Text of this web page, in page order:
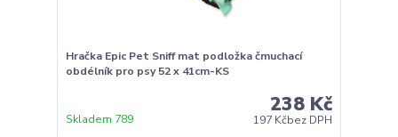
Hračka Epic Pet Sniff mat podložka čmuchací
obdélník pro psy 52 x 41cm-KS
238 Kč
197 Kčbez DPH
Skladem 789